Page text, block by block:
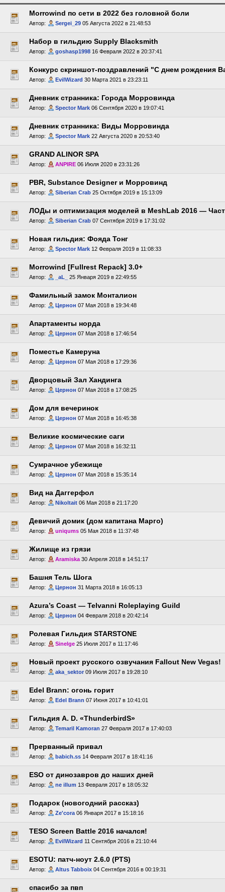
Morrowind по сети в 2022 без головной боли
Автор: Sergei_29 05 Августа 2022 в 21:48:53
Набор в гильдию Supply Blacksmith
Автор: goshasp1998 16 Февраля 2022 в 20:37:41
Конкурс скриншот-поздравлений "С днем рождения
Автор: EvilWizard 30 Марта 2021 в 23:23:11
Дневник странника: Города Морровинда
Автор: Spector Mark 06 Сентября 2020 в 19:07:41
Дневник странника: Виды Морровинда
Автор: Spector Mark 22 Августа 2020 в 20:53:40
GRAND ALINOR SPA
Автор: ANPIRE 06 Июля 2020 в 23:31:26
PBR, Substance Designer и Морровинд
Автор: Siberian Crab 25 Октября 2019 в 15:13:09
ЛОДы и оптимизация моделей в MeshLab 2016 —
Автор: Siberian Crab 07 Сентября 2019 в 17:31:02
Новая гильдия: Фояда Тонг
Автор: Spector Mark 12 Февраля 2019 в 11:08:33
Morrowind [Fullrest Repack] 3.0+
Автор: _aL_ 25 Января 2019 в 22:49:55
Фамильный замок Монталион
Автор: Цернон 07 Мая 2018 в 19:34:48
Апартаменты норда
Автор: Цернон 07 Мая 2018 в 17:46:54
Поместье Камеруна
Автор: Цернон 07 Мая 2018 в 17:29:36
Дворцовый Зал Хандинга
Автор: Цернон 07 Мая 2018 в 17:08:25
Дом для вечеринок
Автор: Цернон 07 Мая 2018 в 16:45:38
Великие космические саги
Автор: Цернон 07 Мая 2018 в 16:32:11
Сумрачное убежище
Автор: Цернон 07 Мая 2018 в 15:35:14
Вид на Даггерфол
Автор: Nikoltait 06 Мая 2018 в 21:17:20
Девичий домик (дом капитана Марго)
Автор: uniqums 05 Мая 2018 в 11:37:48
Жилище из грязи
Автор: Aramiska 30 Апреля 2018 в 14:51:17
Башня Тель Шога
Автор: Цернон 31 Марта 2018 в 16:05:13
Azura’s Coast — Telvanni Roleplaying Guild
Автор: Цернон 04 Февраля 2018 в 20:42:14
Ролевая Гильдия STARSTONE
Автор: Sinelge 25 Июля 2017 в 11:17:46
Новый проект русского озвучания Fallout New Vegas!
Автор: aka_sektor 09 Июля 2017 в 19:28:10
Edel Brann: огонь горит
Автор: Edel Brann 07 Июня 2017 в 10:41:01
Гильдия A. D. «ThunderbirdS»
Автор: Temaril Kamoran 27 Февраля 2017 в 17:40:03
Прерванный привал
Автор: babich.ss 14 Февраля 2017 в 18:41:16
ESO от динозавров до наших дней
Автор: ne illum 13 Февраля 2017 в 18:05:32
Подарок (новогодний рассказ)
Автор: Ze'cora 06 Января 2017 в 15:18:16
TESO Screen Battle 2016 начался!
Автор: EvilWizard 11 Сентября 2016 в 21:10:44
ESOTU: патч-ноут 2.6.0 (PTS)
Автор: Altus Tabboix 04 Сентября 2016 в 00:19:31
спасибо за пвп